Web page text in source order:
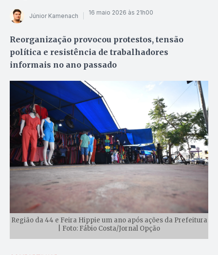
Júnior Kamenach 16 maio 2026 às 21h00
Reorganização provocou protestos, tensão
política e resistência de trabalhadores
informais no ano passado
Região da 44 e Feira Hippie um ano após ações da Prefeitura
| Foto: Fábio Costa/Jornal Opção